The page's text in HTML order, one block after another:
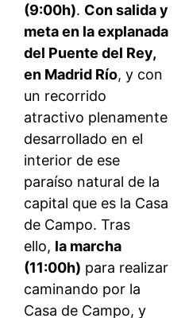
(9:00h). Con salida y
meta en la explanada
del Puente del Rey,
en Madrid Río, y con
un recorrido
atractivo plenamente
desarrollado en el
interior de ese
paraíso natural de la
capital que es la Casa
de Campo. Tras
ello, la marcha
(11:00h) para realizar
caminando por la
Casa de Campo, y